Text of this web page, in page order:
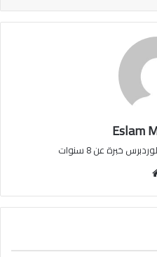
Eslam
خبرة عن 8 سنوات